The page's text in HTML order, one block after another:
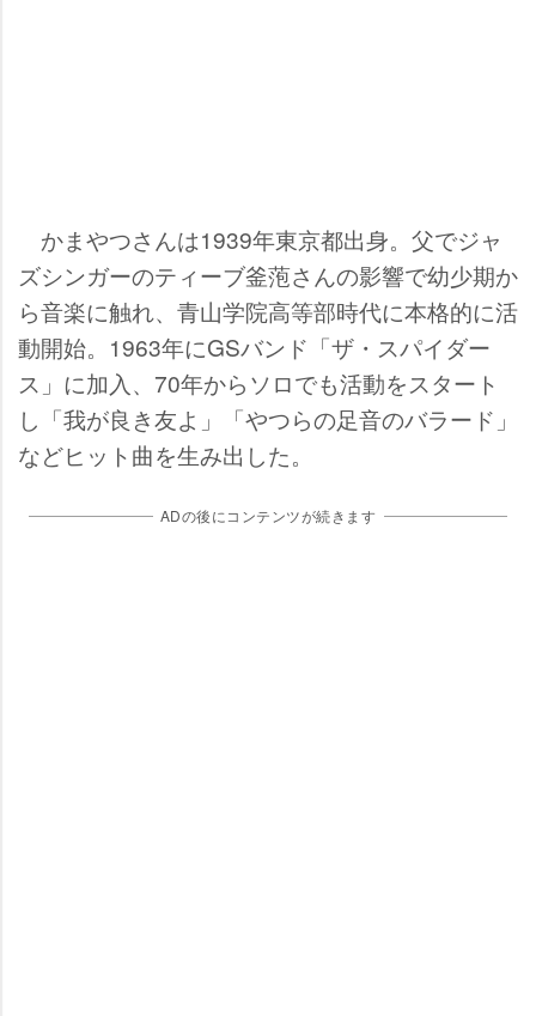
かまやつさんは1939年東京都出身。父でジャ
ズシンガーのティーブ釜萢さんの影響で幼少期か
ら音楽に触れ、青山学院高等部時代に本格的に活
動開始。1963年にGSバンド「ザ・スパイダー
ス」に加入、70年からソロでも活動をスタート
し「我が良き友よ」「やつらの足音のバラード」
などヒット曲を生み出した。
ADの後にコンテンツが続きます